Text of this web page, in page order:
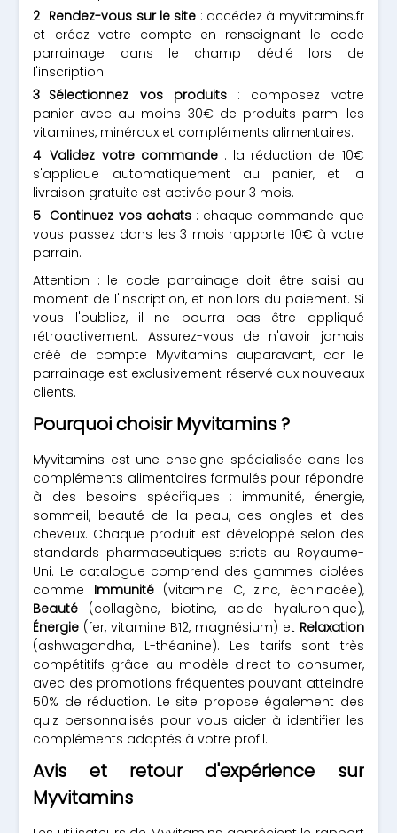
Rendez-vous sur le site : accédez à myvitamins.fr
et créez votre compte en renseignant le code
parrainage dans le champ dédié lors de
l'inscription.
Sélectionnez vos produits: composez votre
panier avec au moins 30€ de produits parmi les
vitamines, minéraux et compléments alimentaires.
Validez votre commande: la réduction de 10€
s'applique automatiquement au panier, et la
livraison gratuite est activée pour 3 mois.
Continuez vos achats: chaque commande que
vous passez dans les 3 mois rapporte 10€ à votre
parrain.
Attention : le code parrainage doit être saisi au
moment de l'inscription, et non lors du paiement. Si
vous l'oubliez, il ne pourra pas être appliqué
rétroactivement. Assurez-vous de n'avoir jamais
créé de compte Myvitamins auparavant, car le
parrainage est exclusivement réservé aux nouveaux
clients.
Pourquoi choisir Myvitamins ?
Myvitamins est une enseigne spécialisée dans les
compléments alimentaires formulés pour répondre
à des besoins spécifiques : immunité, énergie,
sommeil, beauté de la peau, des ongles et des
cheveux. Chaque produit est développé selon des
standards pharmaceutiques stricts au Royaume-
Uni. Le catalogue comprend des gammes ciblées
comme Immunité(vitamine C, zinc, échinacée),
Beauté (collagène, biotine, acide hyaluronique),
Énergie (fer, vitamine B12, magnésium) et Relaxation
(ashwagandha, L-théanine). Les tarifs sont très
compétitifs grâce au modèle direct-to-consumer,
avec des promotions fréquentes pouvant atteindre
50% de réduction. Le site propose également des
quiz personnalisés pour vous aider à identifier les
compléments adaptés à votre profil.
Avis et retour d'expérience sur
Myvitamins